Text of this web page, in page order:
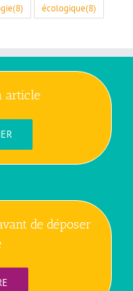
(8) écologique(8)
article
de déposer